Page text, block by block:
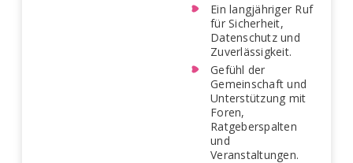
Ein langjähriger Ruf
für Sicherheit,
Datenschutz und
Zuverlässigkeit.
Gefühl der
Gemeinschaft und
Unterstützung mit
Foren,
Ratgeberspalten
und
Veranstaltungen.